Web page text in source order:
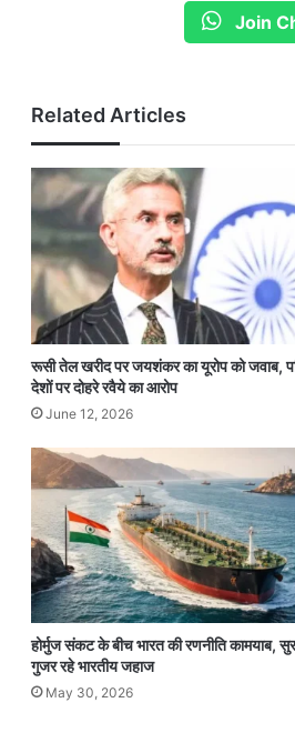
Join
Related Articles
रूसी तेल खरीद पर जयशंकर का यूरोप को जवाब,
देशों पर दोहरे रवैये का आरोप
June 12, 2026
होर्मुज संकट के बीच भारत की रणनीति कामयाब,
गुजर रहे भारतीय जहाज
May 30, 2026